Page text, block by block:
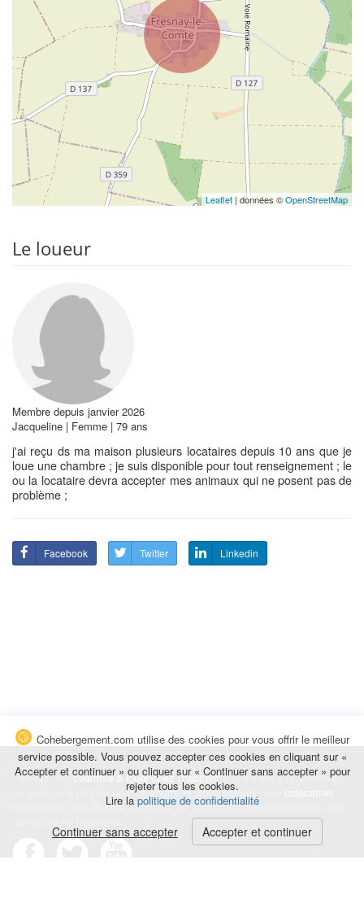
Leaflet | données ©OpenStreetMap
Le loueur
Membre depuis janvier 2026
Jacqueline | Femme | 79 ans
j'ai reçu ds ma maison plusieurs locataires depuis 10 ans que je
loue une chambre ; je suis disponible pour tout renseignement ; le
ou la locataire devra accepter mes animaux qui ne posent pas de
problème ;
Facebook Twitter Linkedin
Trouvez unechambre à louer chez l'habitantà la nuitée, à la semaine,
au mois ou à l'année pour de courts et longs séjours, une
temporaire : des études, un stage, un déplacement professionnel, une
Cohebergement.com utilise des cookies pour vous offrir le meilleur
service possible. Vous pouvez accepter ces cookies en cliquant sur «
Accepter et continuer » ou cliquer sur « Continuer sans accepter » pour
rejeter tous les cookies.
Lire la politique de confidentialité
Continuer sans accepter Accepter et continuer